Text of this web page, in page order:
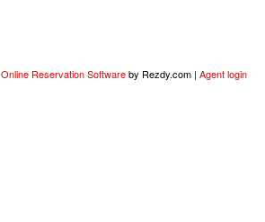
Online Reservation Softwareby Rezdy.com | Agent login